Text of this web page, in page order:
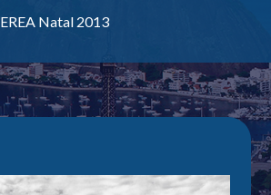
EREA Natal 2013